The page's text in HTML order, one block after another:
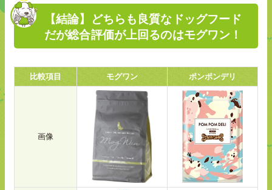
【結論】どちらも良質なドッグフード
だが総合評価が上回るのはモグワン！
比較項目 モグワン ポンポンデリ
画像